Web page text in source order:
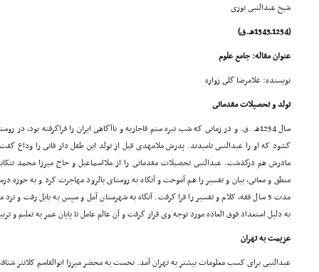
شیخ عبدالنبى نورى
(1254ـ1343هـ.ق)
عنوان مقاله: جامع علوم
نویسنده: غلامرضا گلى زواره
تولد و تحصیلات مقدماتى
سال 1254هـ .ق. و در زمانى که شب تیره ستم قاجاریه و ناآگاهى ایران را فراگرفته بود،
گشود که او را عبدالنبى نامیدند. پدرش ملامهدى قبل از تولد این طفل دار فانى را وداع
مادرش هم درگذشت. عبدالنبى تحصیلات مقدماتى را از ملااسماعیل و حاج میرزا محمد
منطق و معانى، بیان و تفسیر را هم آموخت و آنگاه به روستاى بالرود مهاجرت کرد و به
مدت 5 سال فقه، کلام و تفسیر را فرا گرفت. آنگاه به شهرستان آمل و سپس به بابل رفت و
به دلیل استعداد فوق العاده مورد توجه وى قرار گرفت و آن عالم عامل تا پایان عمر به تعلیم و
عزیمت به تهران
عبدالنبى براى کسب معلومات بیشتر به تهران آمد. نخست به محضر میرزا ابوالقاسم کلانتر